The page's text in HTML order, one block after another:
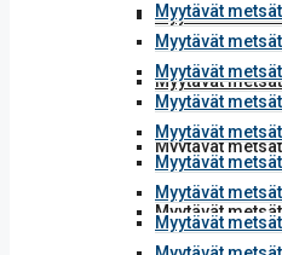
Myytävät
Myytävät
Myytävät
Myytävät
Myytävät
Myytävät
Myytävät
Myytävät
Myytävät
Myytävät
Myytävät
Myytävät